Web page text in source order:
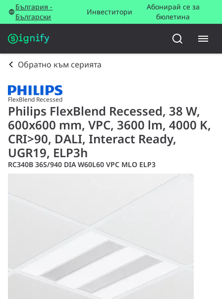
България -
Български
Инвеститори
Абонирай се за
бюлетина
Обратно към серията
FlexBlend Recessed
Philips FlexBlend Recessed, 38 W,
600x600 mm, VPC, 3600 lm, 4000 K,
CRI>90, DALI, Interact Ready,
UGR19, ELP3h
RC340B 36S/940 DIA W60L60 VPC MLO ELP3